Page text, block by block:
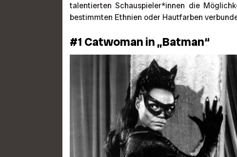
talentierten Schauspieler*innen die
bestimmten Ethnien oder Hautfarben
#1 Catwoman in „Batman“